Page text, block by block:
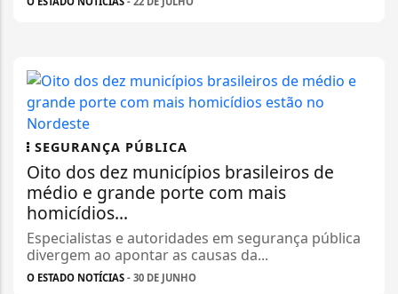
SEGURANÇA PÚBLICA
Oito dos dez municípios brasileiros de
médio e grande porte com mais
homicídios...
Especialistas e autoridades em segurança pública
divergem ao apontar as causas da...
O ESTADO NOTÍCIAS - 30 DE JUNHO